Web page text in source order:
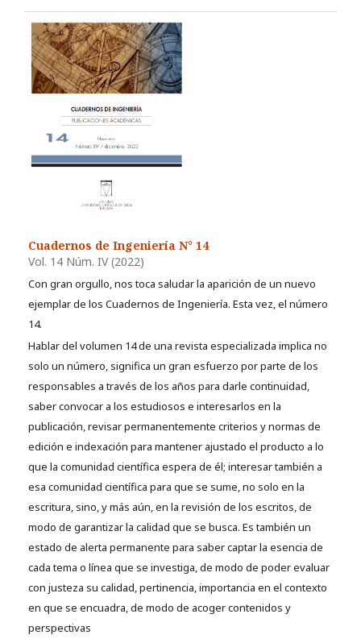
Cuadernos de Ingeniería N° 14
Vol. 14 Núm. IV (2022)
Con gran orgullo, nos toca saludar la aparición de un nuevo
ejemplar de los Cuadernos de Ingeniería. Esta vez, el número
14.
Hablar del volumen 14 de una revista especializada implica no
solo un número, significa un gran esfuerzo por parte de los
responsables a través de los años para darle continuidad,
saber convocar a los estudiosos e interesarlos en la
publicación, revisar permanentemente criterios y normas de
edición e indexación para mantener ajustado el producto a lo
que la comunidad científica espera de él; interesar también a
esa comunidad científica para que se sume, no solo en la
escritura, sino, y más aún, en la revisión de los escritos, de
modo de garantizar la calidad que se busca. Es también un
estado de alerta permanente para saber captar la esencia de
cada tema o línea que se investiga, de modo de poder evaluar
con justeza su calidad, pertinencia, importancia en el contexto
en que se encuadra, de modo de acoger contenidos y
perspectivas